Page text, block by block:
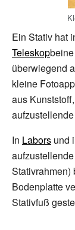
Ein Stativ hat
Teleskop
überwiegend
kleine
aus
In Labors und
Stativrahmen)
Bodenplatte
Stativfuß